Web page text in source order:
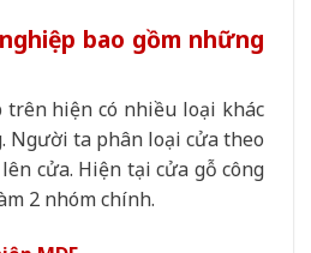
bao gồm những
trên hiện có nhiều loại khác
Người ta phân loại cửa theo
cửa. Hiện tại cửa gỗ công
2 nhóm chính.